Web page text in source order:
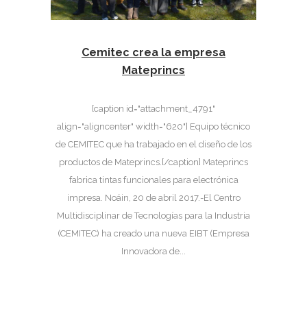
Cemitec crea la empresa
Mateprincs
[caption id="attachment_4791"
align="aligncenter" width="620"] Equipo técnico
de CEMITEC que ha trabajado en el diseño de los
productos de Mateprincs.[/caption] Mateprincs
fabrica tintas funcionales para electrónica
impresa. Noáin, 20 de abril 2017.-El Centro
Multidisciplinar de Tecnologías para la Industria
(CEMITEC) ha creado una nueva EIBT (Empresa
Innovadora de...